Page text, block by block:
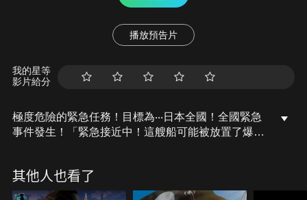
播放預告片
我的星等
影片給分
極度危險的緊急任務！目標為‧‧‧日本全國！全國緊急
事件發生！「緊急接近中！這艘船可能被放置了爆破
來自日本國內。此一新聞的報導，讓日本全國陷入恐
慌。突然被襲擊的日本海上防衛艦「神盾艦」！柯
其他人也看了